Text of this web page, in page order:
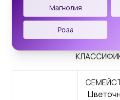
Магнолия
Роза